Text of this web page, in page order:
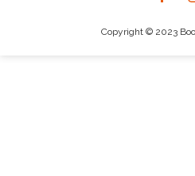
Copyright © 2023